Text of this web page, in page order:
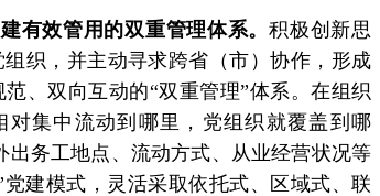
有效管用的双重管理体系。积极创新思
织，并主动寻求跨省（市）协作，形成
、双向互动的“双重管理”体系。在组织
集中流动到哪里，党组织就覆盖到哪
出务工地点、流动方式、从业经营状况等
建模式，灵活采取依托式、区域式、联